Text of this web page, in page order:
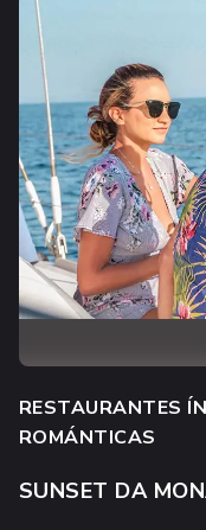
RESTAURANTES
ROMÁNTICAS
SUNSET DA